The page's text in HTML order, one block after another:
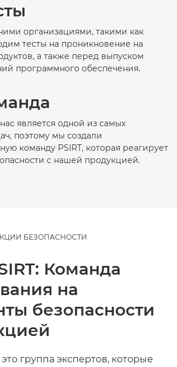
организациями, такими как
тесты на проникновение на
а также перед выпуском
программного обеспечения.
является одной из самых
поэтому мы создали
команду PSIRT, которая реагирует
с нашей продукцией.
БЕЗОПАСНОСТИ
Команда
на
безопасности
группа экспертов, которые